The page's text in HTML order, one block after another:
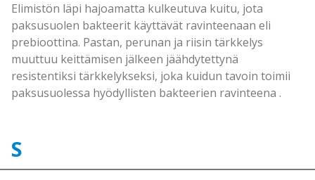
Elimistön läpi hajoamatta kulkeutuva kuitu, jota
paksusuolen bakteerit käyttävät ravinteenaan eli
prebioottina. Pastan, perunan ja riisin tärkkelys
muuttuu keittämisen jälkeen jäähdytettynä
resistentiksi tärkkelykseksi, joka kuidun tavoin toimii
paksusuolessa hyödyllisten bakteerien ravinteena .
S